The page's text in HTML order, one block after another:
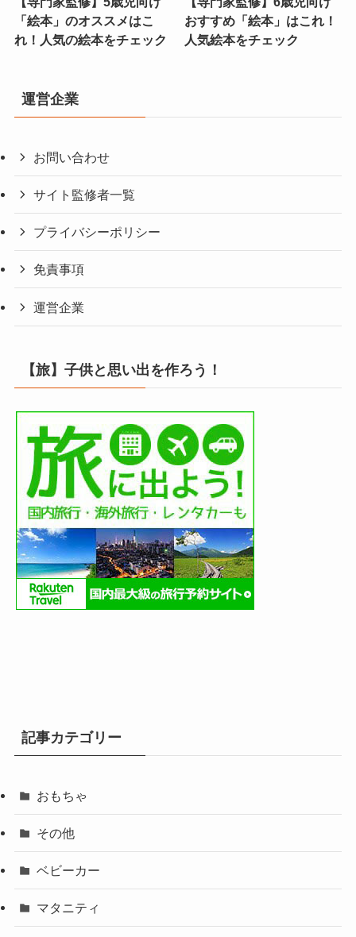
「絵本」のオススメはこ
れ！人気の絵本をチェック
おすすめ「絵本」はこれ！
人気絵本をチェック
運営企業
お問い合わせ
サイト監修者一覧
プライバシーポリシー
免責事項
運営企業
【旅】子供と思い出を作ろう！
記事カテゴリー
おもちゃ
その他
ベビーカー
マタニティ